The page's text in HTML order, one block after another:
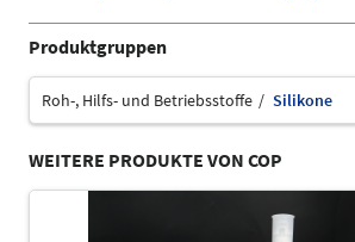
Produktgruppen
Roh-, Hilfs- und Betriebsstoffe Silikone
WEITERE PRODUKTE VON COP